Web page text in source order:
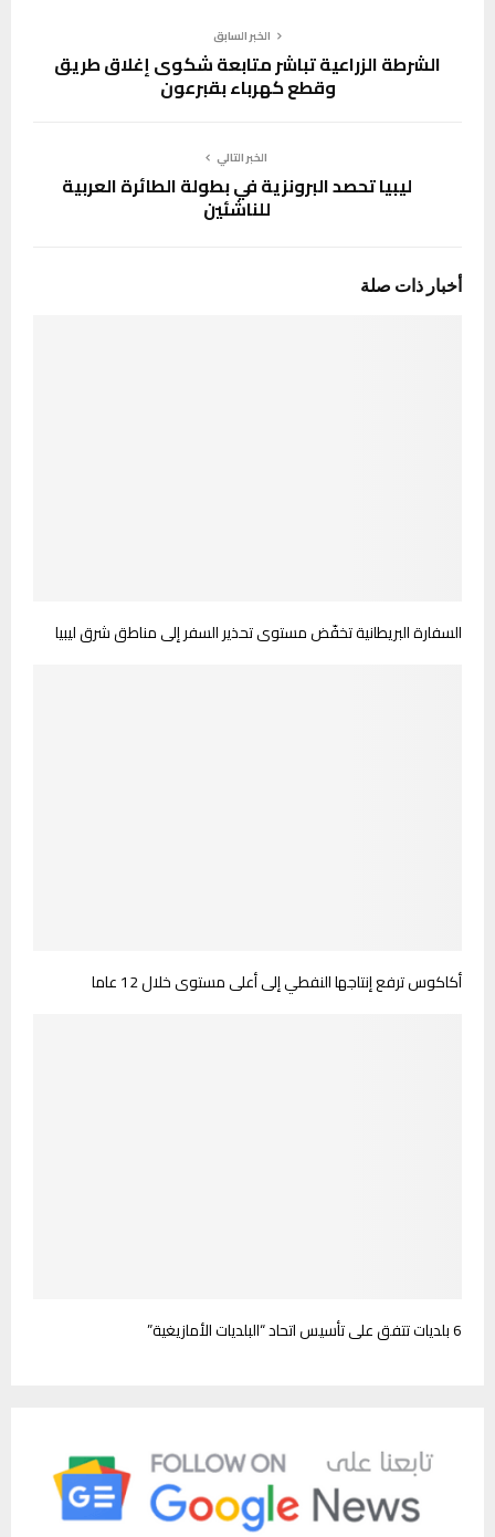
الخبر السابق
الشرطة الزراعية تباشر متابعة شكوى إغلاق طريق
وقطع كهرباء بقبرعون
الخبر التالي
ليبيا تحصد البرونزية في بطولة الطائرة العربية
للناشئين
أخبار ذات صلة
السفارة البريطانية تخفّض مستوى تحذير السفر إلى مناطق شرق ليبيا
أكاكوس ترفع إنتاجها النفطي إلى أعلى مستوى خلال 12 عاما
6 بلديات تتفق على تأسيس اتحاد “البلديات الأمازيغية”